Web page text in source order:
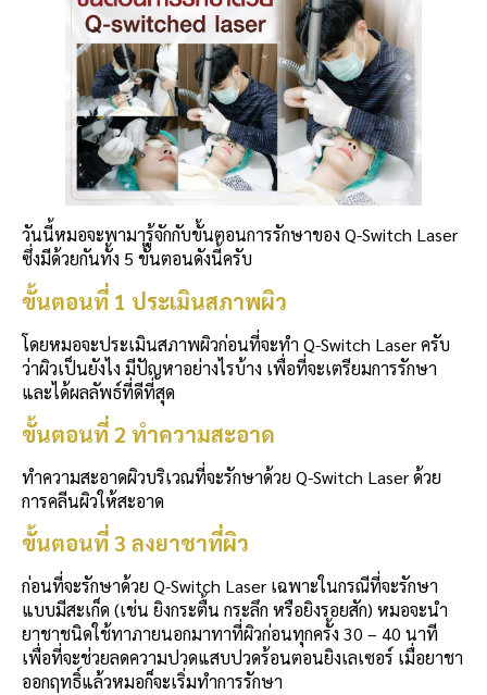
วันนี้หมอจะพามารู้จักกับขั้นตอนการรักษาของ Q-Switch Laser
ซึ่งมีด้วยกันทั้ง 5 ขั้นตอนดังนี้ครับ
ขั้นตอนที่ 1 ประเมินสภาพผิว
โดยหมอจะประเมินสภาพผิวก่อนที่จะทำ Q-Switch Laser ครับ
ว่าผิวเป็นยังไง มีปัญหาอย่างไรบ้าง เพื่อที่จะเตรียมการรักษา
และได้ผลลัพธ์ที่ดีที่สุด
ขั้นตอนที่ 2 ทำความสะอาด
ทำความสะอาดผิวบริเวณที่จะรักษาด้วย Q-Switch Laser ด้วย
การคลีนผิวให้สะอาด
ขั้นตอนที่ 3 ลงยาชาที่ผิว
ก่อนที่จะรักษาด้วย Q-Switch Laser เฉพาะในกรณีที่จะรักษา
แบบมีสะเก็ด (เช่น ยิงกระตื้น กระลึก หรือยิงรอยสัก) หมอจะนำ
ยาชาชนิดใช้ทาภายนอกมาทาที่ผิวก่อนทุกครั้ง 30 – 40 นาที
เพื่อที่จะช่วยลดความปวดแสบปวดร้อนตอนยิงเลเซอร์ เมื่อยาชา
ออกฤทธิ์แล้วหมอก็จะเริ่มทำการรักษา